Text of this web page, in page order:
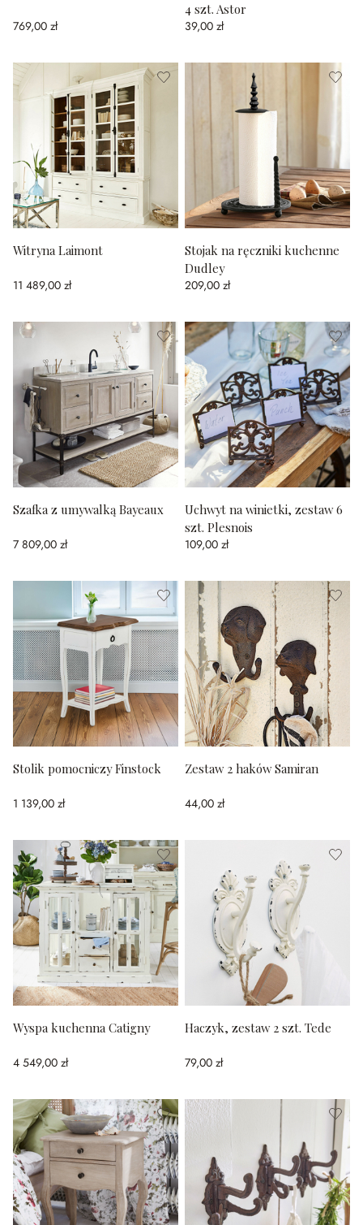
769,00 zł
4 szt. Astor
39,00 zł
Witryna Laimont
11 489,00 zł
Stojak na ręczniki kuchenne
Dudley
209,00 zł
Szafka z umywalką Bayeaux
7 809,00 zł
Uchwyt na winietki, zestaw 6
szt. Plesnois
109,00 zł
Stolik pomocniczy Finstock
1 139,00 zł
Zestaw 2 haków Samiran
44,00 zł
Wyspa kuchenna Catigny
4 549,00 zł
Haczyk, zestaw 2 szt. Tede
79,00 zł